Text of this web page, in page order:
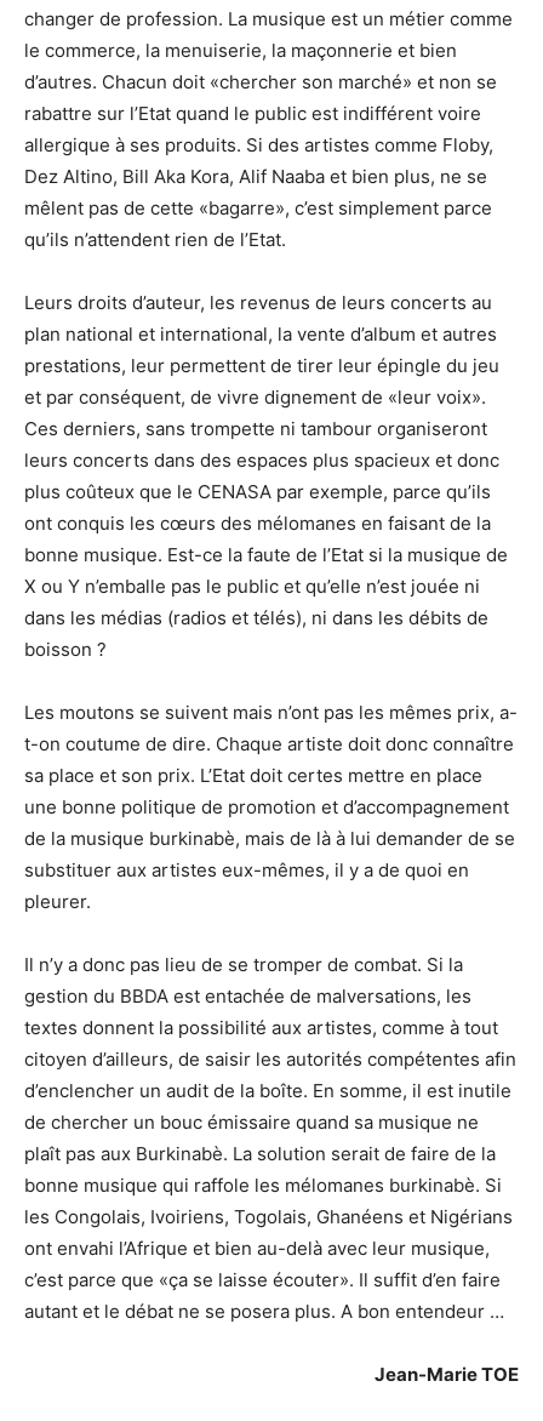
changer de profession. La musique est un métier comme
le commerce, la menuiserie, la maçonnerie et bien
d’autres. Chacun doit «chercher son marché» et non se
rabattre sur l’Etat quand le public est indifférent voire
allergique à ses produits. Si des artistes comme Floby,
Dez Altino, Bill Aka Kora, Alif Naaba et bien plus, ne se
mêlent pas de cette «bagarre», c’est simplement parce
qu’ils n’attendent rien de l’Etat.
Leurs droits d’auteur, les revenus de leurs concerts au
plan national et international, la vente d’album et autres
prestations, leur permettent de tirer leur épingle du jeu
et par conséquent, de vivre dignement de «leur voix».
Ces derniers, sans trompette ni tambour organiseront
leurs concerts dans des espaces plus spacieux et donc
plus coûteux que le CENASA par exemple, parce qu’ils
ont conquis les cœurs des mélomanes en faisant de la
bonne musique. Est-ce la faute de l’Etat si la musique de
X ou Y n’emballe pas le public et qu’elle n’est jouée ni
dans les médias (radios et télés), ni dans les débits de
boisson ?
Les moutons se suivent mais n’ont pas les mêmes prix, a-
t-on coutume de dire. Chaque artiste doit donc connaître
sa place et son prix. L’Etat doit certes mettre en place
une bonne politique de promotion et d’accompagnement
de la musique burkinabè, mais de là à lui demander de se
substituer aux artistes eux-mêmes, il y a de quoi en
pleurer.
Il n’y a donc pas lieu de se tromper de combat. Si la
gestion du BBDA est entachée de malversations, les
textes donnent la possibilité aux artistes, comme à tout
citoyen d’ailleurs, de saisir les autorités compétentes afin
d’enclencher un audit de la boîte. En somme, il est inutile
de chercher un bouc émissaire quand sa musique ne
plaît pas aux Burkinabè. La solution serait de faire de la
bonne musique qui raffole les mélomanes burkinabè. Si
les Congolais, Ivoiriens, Togolais, Ghanéens et Nigérians
ont envahi l’Afrique et bien au-delà avec leur musique,
c’est parce que «ça se laisse écouter». Il suffit d’en faire
autant et le débat ne se posera plus. A bon entendeur …
Jean-Marie TOE